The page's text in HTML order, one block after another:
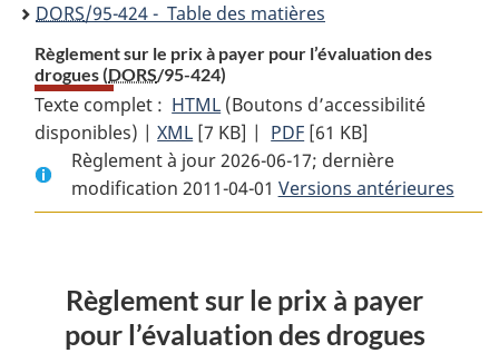
DORS/95-424 - Table des matières
Règlement sur le prix à payer pour l’évaluation des
drogues (DORS/95-424)
Texte complet : HTML Texte
complet
:
Règlement
sur
à
payer
(Boutons d’accessibilité
disponibles) |XML Texte
complet
:
Règlement
prix
à
[7 KB] | PDF Texte
complet
:
Règlement
prix
à
[61 KB]
Règlement à jour 2026-06-17; dernière
modification 2011-04-01 Versions antérieures
Règlement sur le prix à payer
pour l’évaluation des drogues